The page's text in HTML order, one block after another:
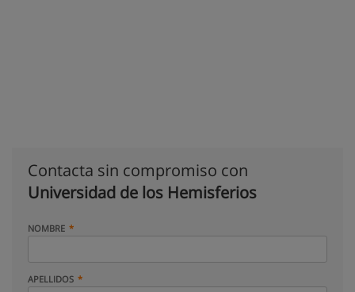
Contacta sin compromiso con
Universidad de los Hemisferios
NOMBRE
APELLIDOS